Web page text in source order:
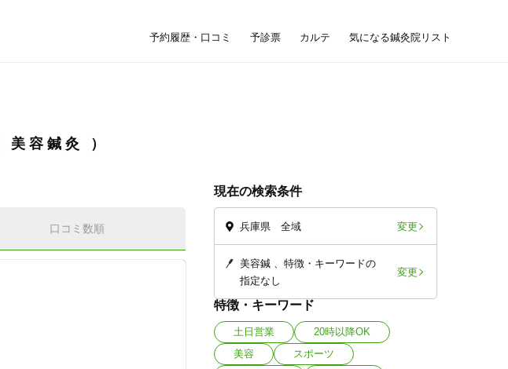
予約履歴・口コミ 予診票 カルテ 気になる鍼灸院リスト
美容鍼灸
現在の検索条件
兵庫県 全域 変更
美容鍼
特徴・キーワードの
指定なし
変更
特徴・キーワード
土日営業
20時以降OK
美容
スポーツ
口コミ数順